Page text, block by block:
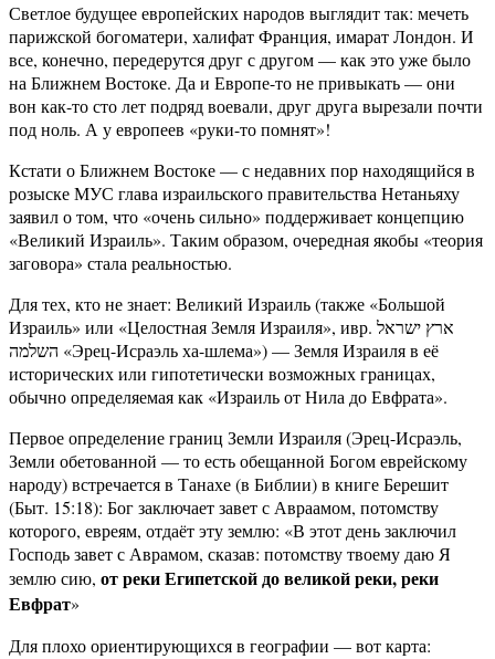
Светлое будущее европейских народов выглядит так: мечеть
парижской богоматери, халифат Франция, имарат Лондон. И
все, конечно, передерутся друг с другом — как это уже было
на Ближнем Востоке. Да и Европе-то не привыкать — они
вон как-то сто лет подряд воевали, друг друга вырезали почти
под ноль. А у европеев «руки-то помнят»!
Кстати о Ближнем Востоке — с недавних пор находящийся в
розыске МУС глава израильского правительства Нетаньяху
заявил о том, что «очень сильно» поддерживает концепцию
«Великий Израиль». Таким образом, очередная якобы «теория
заговора» стала реальностью.
Для тех, кто не знает: Великий Израиль (также «Большой
Израиль» или «Целостная Земля Израиля», ивр. ארץ ישראל
השלמה‎ «Эрец-Исраэль ха-шлема») — Земля Израиля в её
исторических или гипотетически возможных границах,
обычно определяемая как «Израиль от Нила до Евфрата».
Первое определение границ Земли Израиля (Эрец-Исраэль,
Земли обетованной — то есть обещанной Богом еврейскому
народу) встречается в Танахе (в Библии) в книге Берешит
(Быт. 15:18): Бог заключает завет с Авраамом, потомству
которого, евреям, отдаёт эту землю: «В этот день заключил
Господь завет с Аврамом, сказав: потомству твоему даю Я
землю сию, от реки Египетской до великой реки, реки
Евфрат»
Для плохо ориентирующихся в географии — вот карта: